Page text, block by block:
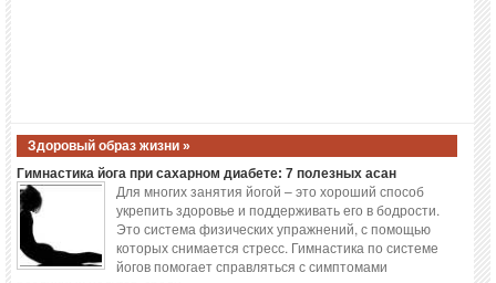
Здоровый образ жизни »
Гимнастика йога при сахарном диабете: 7 полезных асан
Для многих занятия йогой – это хороший способ
укрепить здоровье и поддерживать его в бодрости.
Это система физических упражнений, с помощью
которых снимается стресс. Гимнастика по системе
йогов помогает справляться с симптомами